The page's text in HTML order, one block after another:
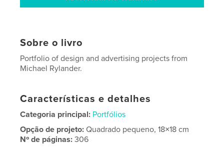
Sobre o livro
Portfolio of design and advertising projects from
Michael Rylander.
Características e detalhes
Categoria principal: Portfólios
Opção de projeto:Quadrado pequeno, 18×18 cm
Nº de páginas:306